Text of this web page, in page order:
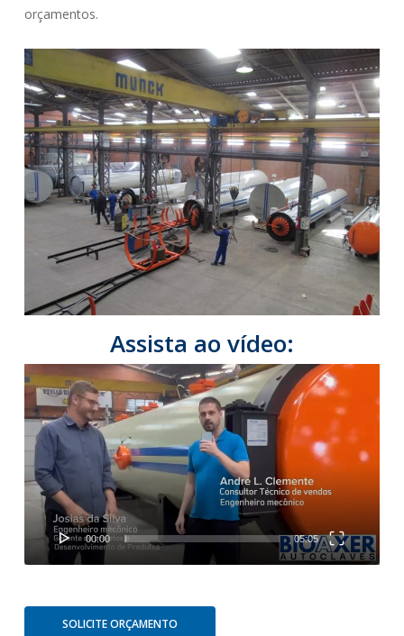
orçamentos.
Assista ao vídeo:
Tocador
de
vídeo
00:00 05:05
SOLICITE ORÇAMENTO